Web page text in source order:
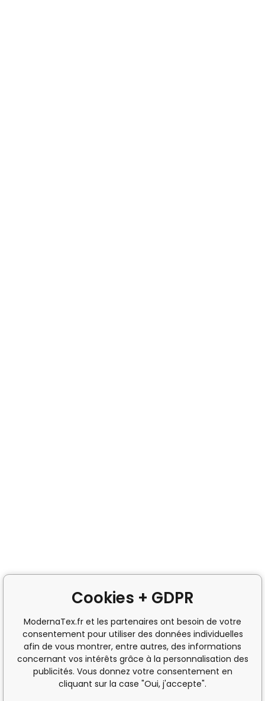
Cookies + GDPR
ModernaTex.fr et les partenaires ont besoin de votre
consentement pour utiliser des données individuelles
afin de vous montrer, entre autres, des informations
concernant vos intérêts grâce à la personnalisation des
publicités. Vous donnez votre consentement en
cliquant sur la case "Oui, j'accepte".